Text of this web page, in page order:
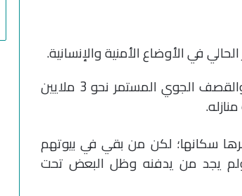
في الأوضاع الأمنية والإنسانية.
وبحسب تقديرات منظمة الهجرة الدولية فقد أجبر القتال والقصف الجوي المستمر نحو 3 ملايين
سكانها؛ لكن من بقي في بيوتهم
يجد من يدفنه وظل البعض تحت